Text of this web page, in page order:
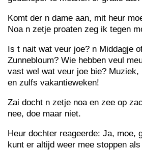
Komt der n dame aan, mit heur
Noa n zetje proaten zeg ik tegen
Is t nait wat veur joe? n Middagje
Zunnebloum? Wie hebben veul
vast wel wat veur joe bie? Muziek,
en zulfs vakantieweken!
Zai docht n zetje noa en zee op
nee, doe maar niet.
Heur dochter reageerde: Ja, moe,
kunt er altijd weer mee stoppen